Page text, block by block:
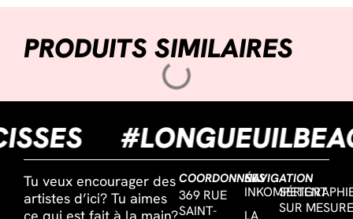
PRODUITS SIMILAIRES
Tu veux encourager des
artistes d’ici? Tu aimes
ce qui est fait à la main?
COORDONNÉES
369 RUE
SAINT-
NAVIGATION
INKOMPETENT
LA
SUR